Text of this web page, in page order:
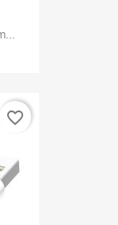
favorite_border